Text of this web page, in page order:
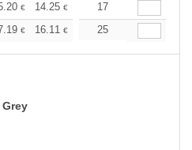
€ 14.25 € 13.54€
17
€ 16.11 € 15.31€
25